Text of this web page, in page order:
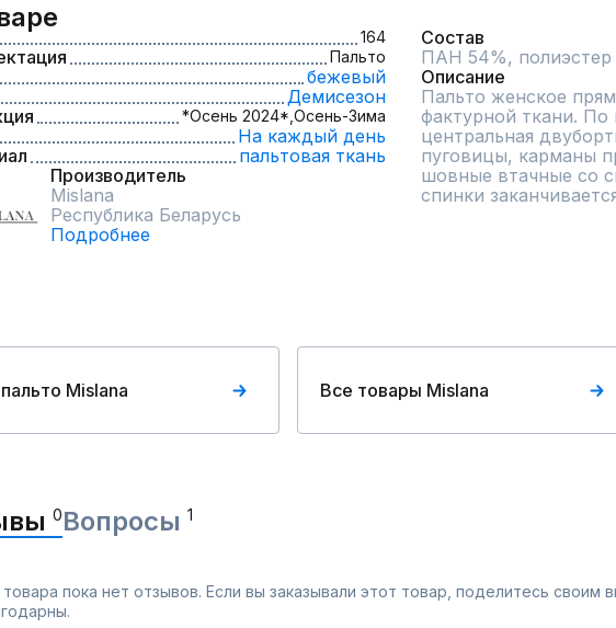
164
Пальто
бежевый
Демисезон
*Осень 2024*, Осень-Зима
На каждый день
пальтовая ткань
Производитель
Mislana
Республика Беларусь
Подробнее
Состав
Описание
Пальто женское
фактурной ткани. По
центральная
пуговицы, карманы
шовные втачные со
спинки
Mislana Все товары Mislana
0Вопросы 1
товара пока нет отзывов. Если вы заказывали этот товар, поделитесь своим